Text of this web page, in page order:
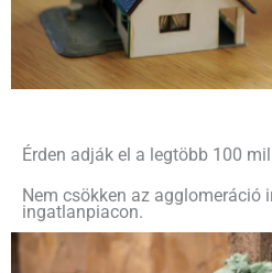
Érden adják el a legtöbb 100
Nem csökken az agglomeráció
ingatlanpiacon.